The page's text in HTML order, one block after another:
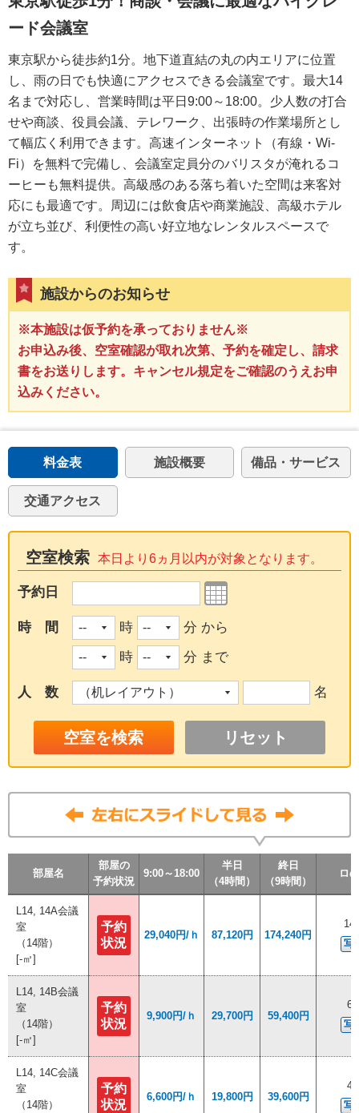
ード会議室
東京駅から徒歩約1分。地下道直結の丸の内エリアに位置
し、雨の日でも快適にアクセスできる会議室です。最大14
名まで対応し、営業時間は平日9:00～18:00。少人数の打合
せや商談、役員会議、テレワーク、出張時の作業場所とし
て幅広く利用できます。高速インターネット（有線・Wi-
Fi）を無料で完備し、会議室定員分のバリスタが淹れるコ
ーヒーも無料提供。高級感のある落ち着いた空間は来客対
応にも最適です。周辺には飲食店や商業施設、高級ホテル
が立ち並び、利便性の高い好立地なレンタルスペースで
す。
施設からのお知らせ
※本施設は仮予約を承っておりません※
お申込み後、空室確認が取れ次第、予約を確定し、請求
書をお送りします。キャンセル規定をご確認のうえお申
込みください。
料金表 施設概要 備品・サービス
交通アクセス
空室検索 本日より6ヵ月以内が対象となります。
予約日
時 間 時
分 から
時
分 まで
人 数 名
リセット
部屋名
部屋の
予約状況
9:00～18:00
半日
（4時間）
終日
（9時間）
ロ
部屋名
部屋の
予約状況
9:00～18:00
半日
（4時間）
終日
（9時間）
ロ
部屋名
部屋の
予約状況
9:00～18:00
半日
（4時間）
終日
（9時間）
ロ
L14, 14A会議
室
（14階）
[-㎡]
予約
状況
29,040円/ｈ 87,120円 174,240円
14
写
L14, 14B会議
室
（14階）
[-㎡]
予約
状況
9,900円/ｈ 29,700円 59,400円
6
写
L14, 14C会議
室
（14階）
予約
状況
6,600円/ｈ 19,800円 39,600円
4
写
部屋名
部屋の
予約状況
9:00～18:00
半日
（4時間）
終日
（9時間）
ロ
L14, 14A会議
室
（14階）
[-㎡]
予約
状況
29,040円/ｈ 87,120円 174,240円
14
写
L14, 14B会議
室
（14階）
[-㎡]
予約
状況
9,900円/ｈ 29,700円 59,400円
6
写
L14, 14C会議
室
（14階）
予約
状況
6,600円/ｈ 19,800円 39,600円
4
写